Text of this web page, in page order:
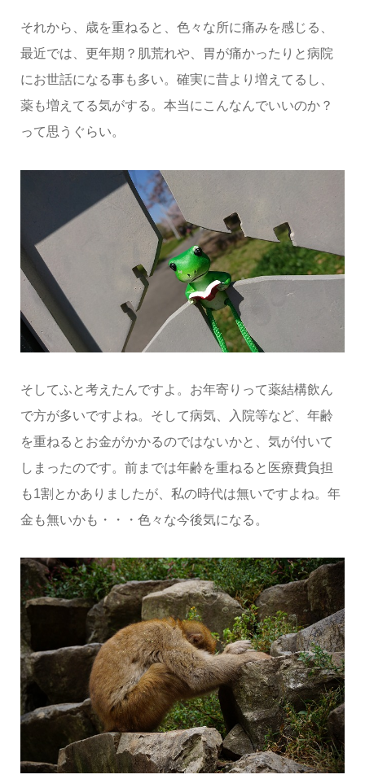
それから、歳を重ねると、色々な所に痛みを感じる、
最近では、更年期？肌荒れや、胃が痛かったりと病院
にお世話になる事も多い。確実に昔より増えてるし、
薬も増えてる気がする。本当にこんなんでいいのか？
って思うぐらい。
そしてふと考えたんですよ。お年寄りって薬結構飲ん
で方が多いですよね。そして病気、入院等など、年齢
を重ねるとお金がかかるのではないかと、気が付いて
しまったのです。前までは年齢を重ねると医療費負担
も1割とかありましたが、私の時代は無いですよね。年
金も無いかも・・・色々な今後気になる。